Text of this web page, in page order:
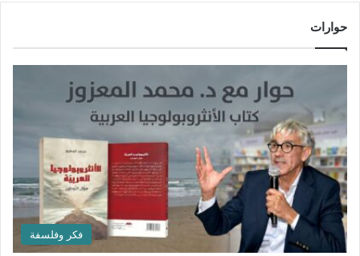
حوارات
فكر وفلسفة